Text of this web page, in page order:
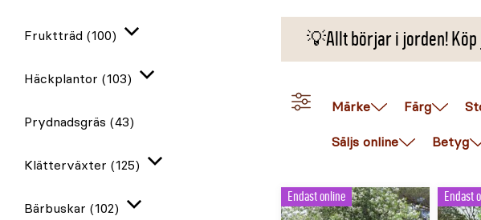
Fruktträd (100)
Häckplantor (103)
Prydnadsgräs (43)
Klätterväxter (125)
Bärbuskar (102)
💡Allt börjar i jorden!
Märke Färg
Säljs online Betyg
Endast online Endast